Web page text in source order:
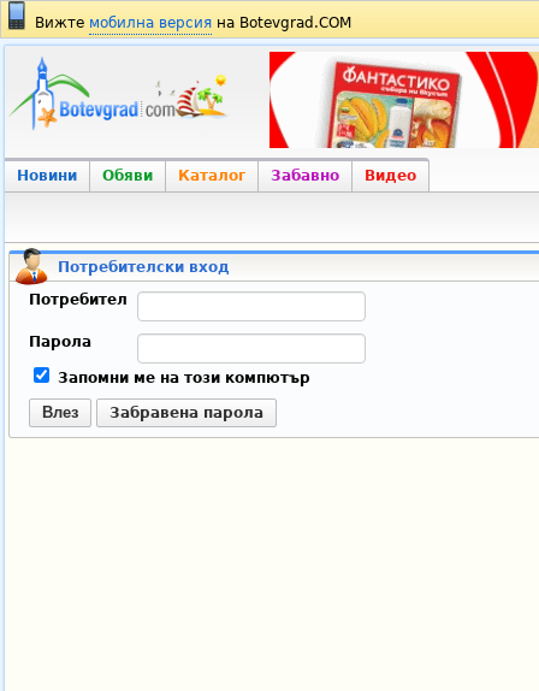
Вижте мобилна версия на Botevgrad.COM
Новини Обяви Каталог Забавно Видео
Потребителски вход
Потребител
Парола
Запомни ме на този компютър
Влез Забравена парола